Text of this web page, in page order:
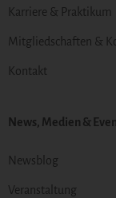
Karriere & Praktikum
Mitgliedschaften &
Kontakt
News, Medien &
Newsblog
Veranstaltung